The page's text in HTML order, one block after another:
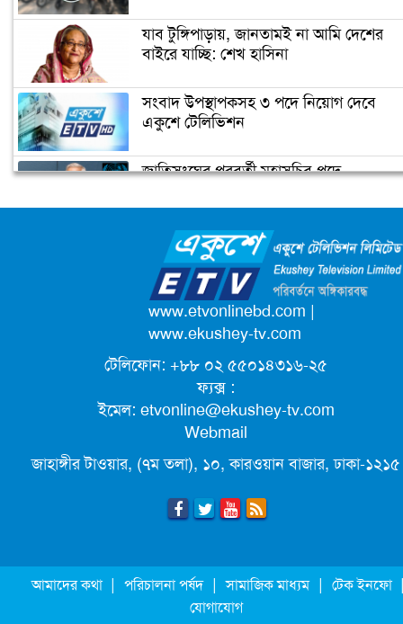
যাব টুঙ্গিপাড়ায়, জানতামই না আমি দেশের
বাইরে যাচ্ছি: শেখ হাসিনা
সংবাদ উপস্থাপকসহ ৩ পদে নিয়োগ দেবে
একুশে টেলিভিশন
জাতিসংঘের পরবর্তী মহাসচিব পদে
ক্যাম্পাস অ্যাম্বাসেডর নিয়োগ দিচ্ছে একুশে
টেলিভিশন
পদোন্নতি পেয়ে সচিব হলেন ২ কর্মকর্তা
লিগ্যাল এইডের মাধ্যমে সন্তান ফিরে পেল
সেই কিশোরী মা জুঁই
জেট ফুয়েলের দাম কমলো লিটারে ১৯ টাকা
মূল্যস্ফীতি কমে জুনে ৯ দশমিক ১৬ শতাংশ
ছুটিতে গিয়ে না ফিরলে ৩ বছরের নিষেধাজ্ঞা,
নতুন নিয়ম সৌদির
www.etvonlinebd.com |
www.ekushey-tv.com
টেলিফোন: +৮৮ ০২ ৫৫০১৪৩১৬-২৫
ফ্যক্স :
ইমেল: etvonline@ekushey-tv.com
Webmail
জাহাঙ্গীর টাওয়ার, (৭ম তলা), ১০, কারওয়ান বাজার, ঢাকা-১২১৫
আমাদের কথা | পরিচালনা পর্ষদ | সামাজিক মাধ্যম | টেক ইনফো
যোগাযোগ